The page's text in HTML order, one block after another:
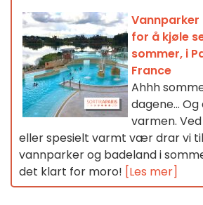
for å kjøle
sommer, i
France
Ahhh
dagene...
varmen.
eller spesielt varmt vær drar vi
vannparker og badeland i
det klart for moro! [Les mer]